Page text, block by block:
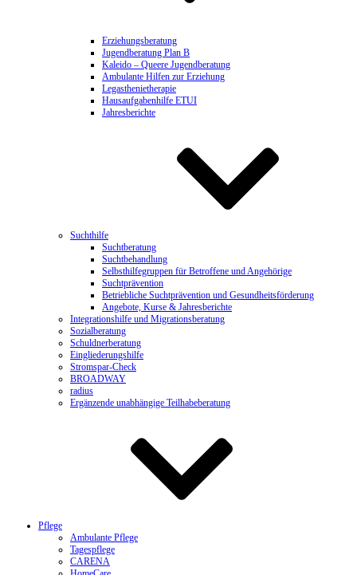
Erziehungsberatung
Jugendberatung Plan B
Kaleido – Queere Jugendberatung
Ambulante Hilfen zur Erziehung
Legasthenietherapie
Hausaufgabenhilfe ETUI
Jahresberichte
Suchthilfe
Suchtberatung
Suchtbehandlung
Selbsthilfegruppen für Betroffene und Angehörige
Suchtprävention
Betriebliche Suchtprävention und Gesundheitsförderung
Angebote, Kurse & Jahresberichte
Integrationshilfe und Migrationsberatung
Sozialberatung
Schuldnerberatung
Eingliederungshilfe
Stromspar-Check
BROADWAY
radius
Ergänzende unabhängige Teilhabeberatung
Pflege
Ambulante Pflege
Tagespflege
CARENA